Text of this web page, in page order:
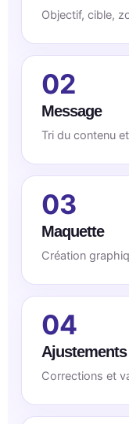
Objectif, cible,
02
Message
Tri du contenu
03
Maquette
Création
04
Ajustements
Corrections et